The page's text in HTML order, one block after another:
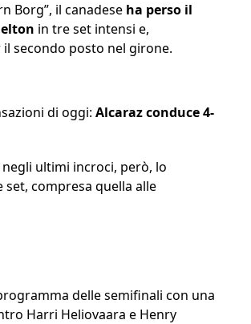
Borg”, il canadese ha perso il
in tre set intensi e,
secondo posto nel girone.
di oggi: Alcaraz conduce 4-
ultimi incroci, però, lo
set, compresa quella alle
delle semifinali con una
Harri Heliovaara e Henry